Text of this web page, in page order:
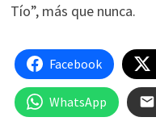
Tío”, más que nunca.
Facebook
WhatsApp